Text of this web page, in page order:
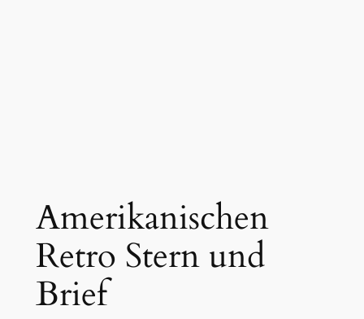
Amerikanischen
Retro Stern und
Brief